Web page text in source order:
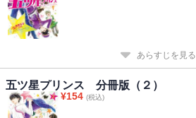
あらすじを見る
五ツ星プリンス 分冊版（２）
¥154 (税込)